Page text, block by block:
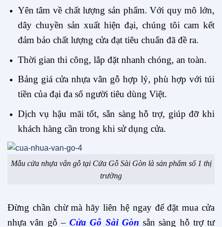
Yên tâm về chất lượng sản phẩm. Với quy mô lớn,
dây chuyền sản xuất hiện đại, chúng tôi cam kết
đảm bảo chất lượng cửa đạt tiêu chuẩn đã đề ra.
Thời gian thi công, lắp đặt nhanh chóng, an toàn.
Bảng giá cửa nhựa vân gỗ hợp lý, phù hợp với túi
tiền của đại đa số người tiêu dùng Việt.
Dịch vụ hậu mãi tốt, sẵn sàng hỗ trợ, giúp đỡ khi
khách hàng cần trong khi sử dụng cửa.
Mẫu cửa nhựa vân gỗ tại Cửa Gỗ Sài Gòn là sản phẩm số 1 thị
trường
Đừng chần chừ mà hãy liên hệ ngay để đặt mua cửa
nhựa vân gỗ – Cửa Gỗ Sài Gòn sẵn sàng hỗ trợ tư